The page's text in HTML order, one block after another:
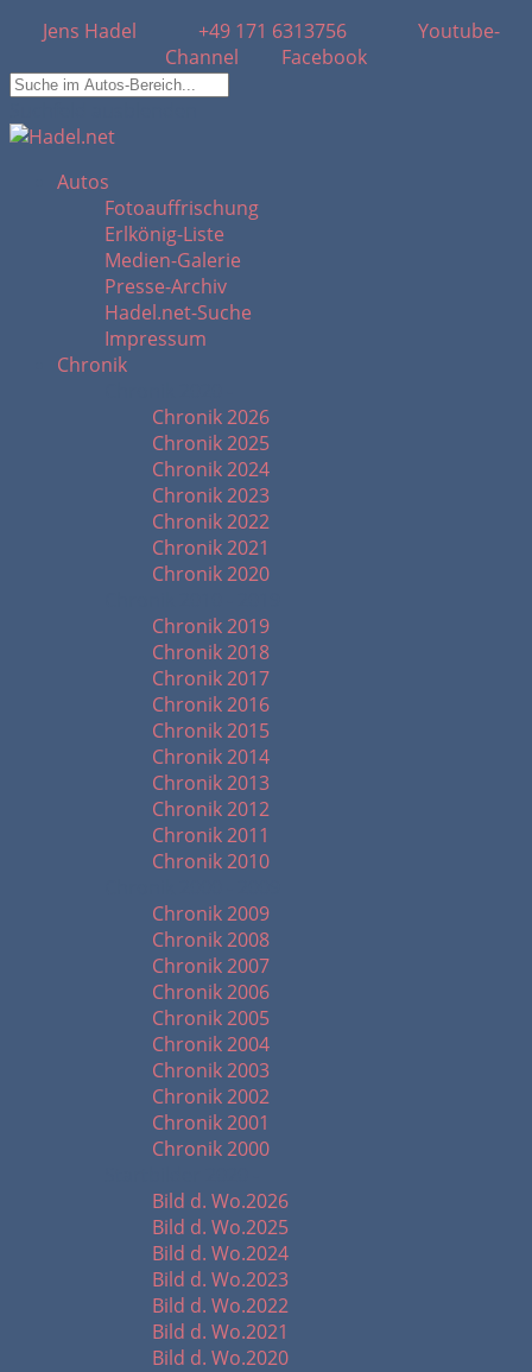
Jens Hadel
+49 171 6313756
Youtube-
Channel
Facebook
Autos
Fotoauffrischung
Erlkönig-Liste
Medien-Galerie
Presse-Archiv
Hadel.net-Suche
Impressum
Chronik
Chronik 2026
Chronik 2025
Chronik 2024
Chronik 2023
Chronik 2022
Chronik 2021
Chronik 2020
Chronik 2019
Chronik 2018
Chronik 2017
Chronik 2016
Chronik 2015
Chronik 2014
Chronik 2013
Chronik 2012
Chronik 2011
Chronik 2010
Chronik 2009
Chronik 2008
Chronik 2007
Chronik 2006
Chronik 2005
Chronik 2004
Chronik 2003
Chronik 2002
Chronik 2001
Chronik 2000
Bild d. Wo.2026
Bild d. Wo.2025
Bild d. Wo.2024
Bild d. Wo.2023
Bild d. Wo.2022
Bild d. Wo.2021
Bild d. Wo.2020